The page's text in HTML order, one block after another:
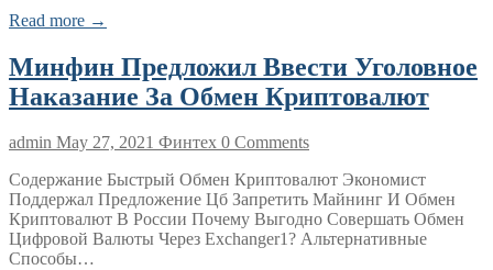
Read more →
Минфин Предложил Ввести Уголовное
Наказание За Обмен Криптовалют
admin May 27, 2021 Финтех 0 Comments
Содержание Быстрый Обмен Криптовалют Экономист
Поддержал Предложение Цб Запретить Майнинг И Обмен
Криптовалют В России Почему Выгодно Совершать Обмен
Цифровой Валюты Через Exchanger1? Альтернативные
Способы…